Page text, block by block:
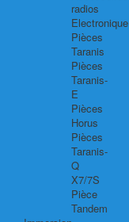
radios
Electronique
Pièces
Taranis
Pièces
Taranis-
E
Pièces
Horus
Pièces
Taranis-
Q
X7/7S
Pièce
Tandem